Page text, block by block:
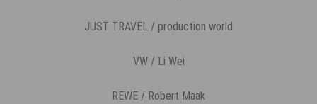
JUST TRAVEL / production world
VW / Li Wei
REWE / Robert Maak